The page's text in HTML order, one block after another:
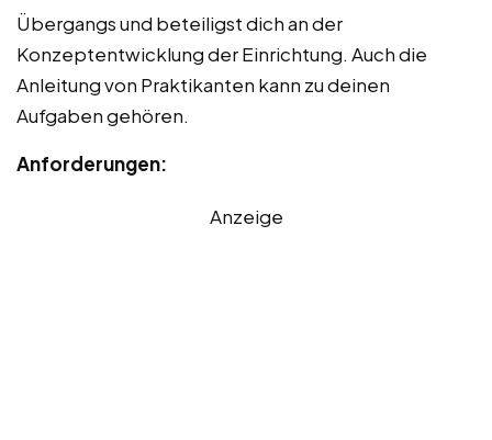
Übergangs und beteiligst dich an der
Konzeptentwicklung der Einrichtung. Auch die
Anleitung von Praktikanten kann zu deinen
Aufgaben gehören.
Anforderungen:
Anzeige